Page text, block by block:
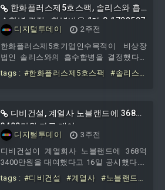
만원 대비 9.7% 증가했다. 영업이익은 132
억9800만원으로 전년동기 107억5900만
원 대비 23.6% 늘었다. 당기순이익은 377
억600만원으로 전년동기 11억800
한화플러스제5호스팩, 솔리스와 흡
수합병 결정…합병비율 1대 0.1792597
디지털투데이
2주전
한화플러스제5호기업인수목적이 비상장
법인 솔리스와의 흡수합병을 결정했다고
27일 공시했다.공시에 따르면 비상장법인
솔리스가 코스닥시장 상장법인 한화플러
한화플러스제5호기업인수목적은 소멸법
인이 된다. 합병비율은 솔리스 대 한화플
러스제5호기업인수목적 = 1대 0.1792597
로 결정됐다.한화플러스제5호기업인수목
적의 마지막 거래일 종가 대비 합병신주의
상장 당일 기준가격의 배수는 5.5784986
으로 기재됐다. 합병신주
tags : #한화플러스제5호스팩
#솔리스
디비건설, 계열사 노블랜드에 368억
3400만원 자금 대여
디지털투데이
3주전
디비건설이 계열회사 노블랜드에 368억
3400만원을 대여했다고 16일 공시했다.공
시에 기재된 거래상대방은 노블랜드이며
디비건설과의 관계는 계열회사다. 거래일
tags : #디비건설 #계열사
#노블랜드